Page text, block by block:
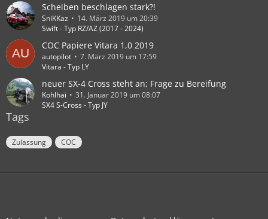
Scheiben beschlagen stark?!
SniKKaz
14. März 2019 um 20:39
Swift - Typ RZ/AZ (2017 - 2024)
COC Papiere Vitara 1,0 2019
autopilot
7. März 2019 um 17:59
Vitara - Typ LY
neuer SX-4 Cross steht an; Frage zu Bereifung
Kohlhai
31. Januar 2019 um 08:07
SX4 S-Cross - Typ JY
Tags
Zulassung COC